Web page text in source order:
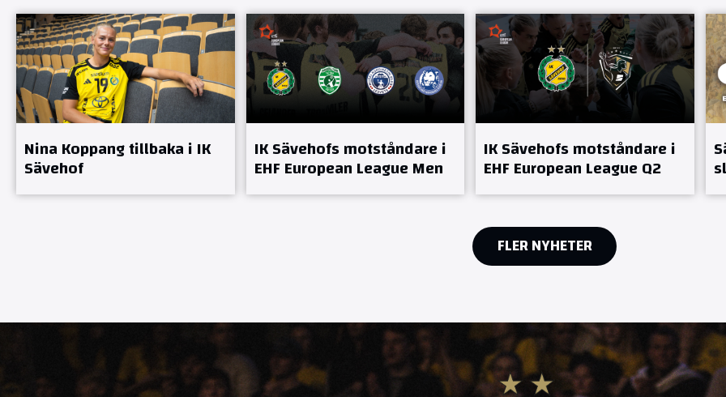
Nina Koppang tillbaka i IK
Sävehof
IK Sävehofs motståndare i
EHF European League Men
IK Sävehofs motståndare i
EHF European League Q2
FLER NYHETER